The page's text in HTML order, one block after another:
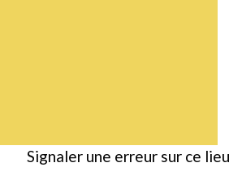
Signaler une erreur sur ce lieu